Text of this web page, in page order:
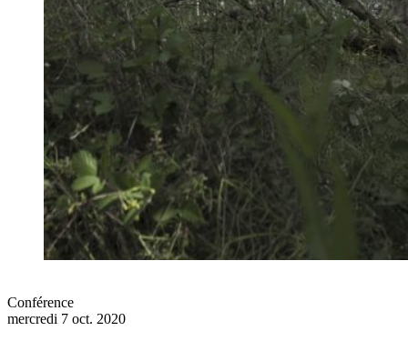
Conférence
mercredi 7 oct. 2020